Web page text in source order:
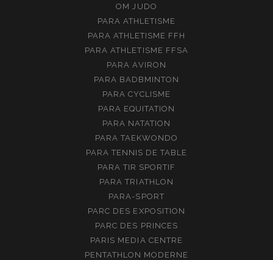
OM JUDO
PARA ATHLETISME
PARA ATHLETISME FFH
PARA ATHLETISME FFSA
PARA AVIRON
PARA BADBMINTON
PARA CYCLISME
PARA EQUITATION
PARA NATATION
PARA TAEKWONDO
PARA TENNIS DE TABLE
PARA TIR SPORTIF
PARA TRIATHLON
PARA-SPORT
PARC DES EXPOSITION
PARC DES PRINCES
PARIS MEDIA CENTRE
PENTATHLON MODERNE